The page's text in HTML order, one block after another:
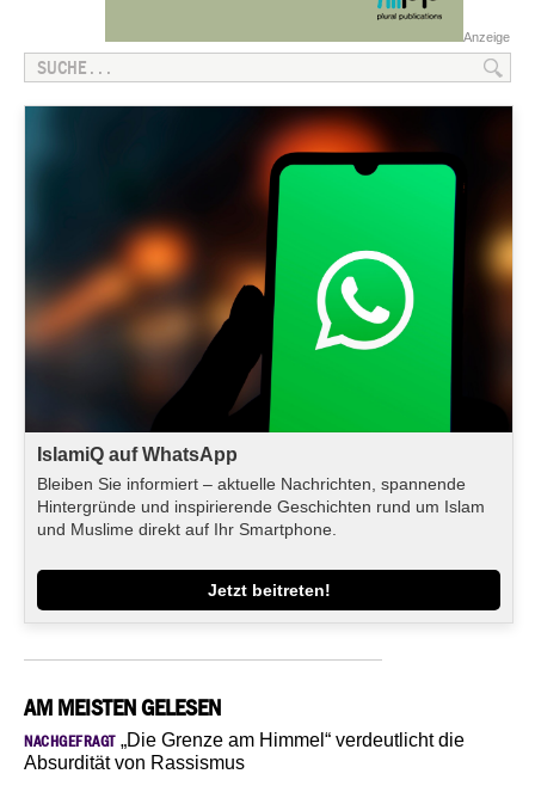
Anzeige
IslamiQ auf WhatsApp
Bleiben Sie informiert – aktuelle Nachrichten, spannende
Hintergründe und inspirierende Geschichten rund um Islam
und Muslime direkt auf Ihr Smartphone.
Jetzt beitreten!
AM MEISTEN GELESEN
NACHGEFRAGT„Die Grenze am Himmel“ verdeutlicht die
Absurdität von Rassismus